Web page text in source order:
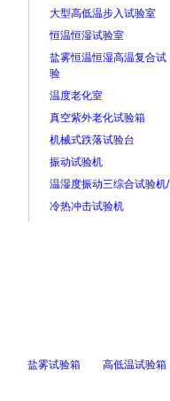
大型高低温步入试验室
恒温恒湿试验室
盐雾恒温恒湿高温复合试
验
温度老化室
真空紫外老化试验箱
机械式跌落试验台
振动试验机
温湿度振动三综合试验机/
冷热冲击试验机
盐雾试验箱 高低温试验箱